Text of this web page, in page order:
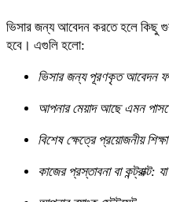
ভিসার জন্য আবেদন করতে হলে কিছু
হবে। এগুলি হলো:
ভিসার জন্য পূরণকৃত আবেদন
আপনার মেয়াদ আছে এমন
বিশেষ ক্ষেত্রে প্রয়োজনীয়
কাজের প্রস্তাবনা বা কন্ট্রাক্ট: